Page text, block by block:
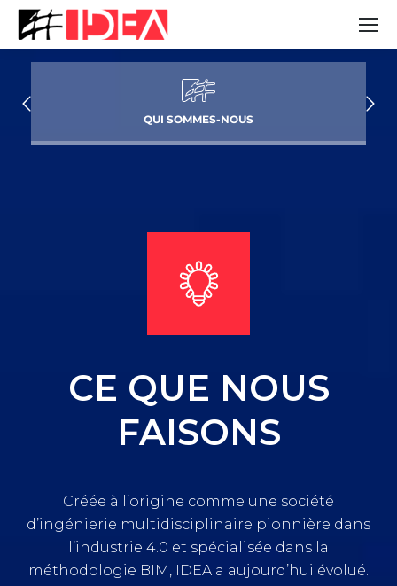
QUI SOMMES-NOUS
CE QUE NOUS
FAISONS
Créée à l’origine comme une société
d’ingénierie multidisciplinaire pionnière dans
l’industrie 4.0 et spécialisée dans la
méthodologie BIM, IDEA a aujourd’hui évolué.